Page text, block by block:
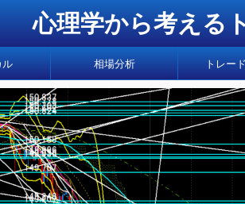
心理学から考える
ル 相場分析 トレー